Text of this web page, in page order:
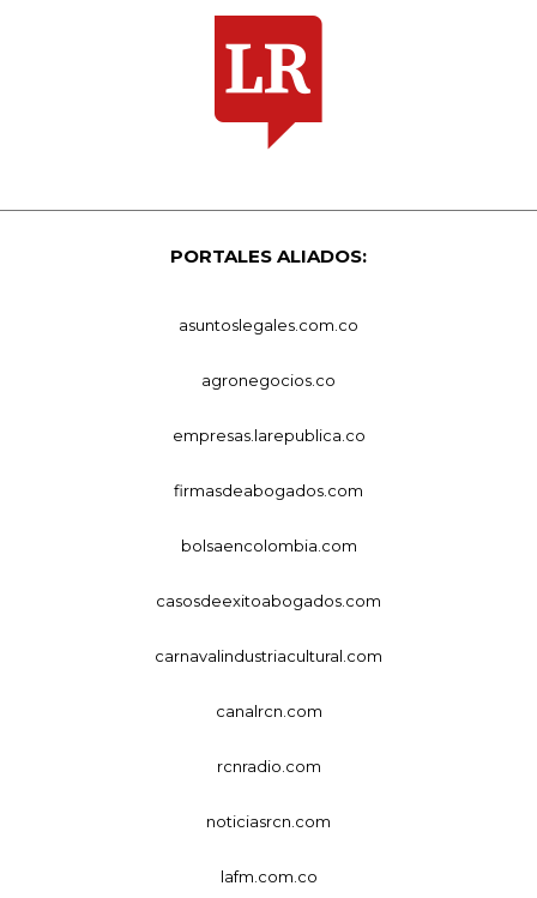
PORTALES ALIADOS:
asuntoslegales.com.co
agronegocios.co
empresas.larepublica.co
firmasdeabogados.com
bolsaencolombia.com
casosdeexitoabogados.com
carnavalindustriacultural.com
canalrcn.com
rcnradio.com
noticiasrcn.com
lafm.com.co